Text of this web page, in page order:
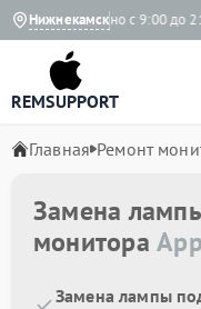
Нижнекамск
Ежедневно с 9:00 до
REMSUPPORT
Главная Ремонт
Замена
монитора
Замена лампы